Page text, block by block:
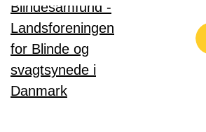
Gå til hovedindhold